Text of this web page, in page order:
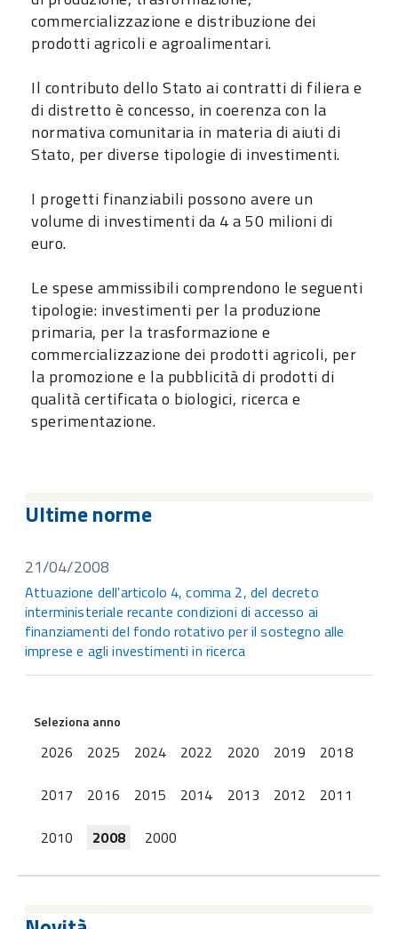
commercializzazione e distribuzione dei
prodotti agricoli e agroalimentari.
Il contributo dello Stato ai contratti di filiera e
di distretto è concesso, in coerenza con la
normativa comunitaria in materia di aiuti di
Stato, per diverse tipologie di investimenti.
I progetti finanziabili possono avere un
volume di investimenti da 4 a 50 milioni di
euro.
Le spese ammissibili comprendono le seguenti
tipologie: investimenti per la produzione
primaria, per la trasformazione e
commercializzazione dei prodotti agricoli, per
la promozione e la pubblicità di prodotti di
qualità certificata o biologici, ricerca e
sperimentazione.
Ultime norme
21/04/2008
Attuazione dell'articolo 4, comma 2, del decreto
interministeriale recante condizioni di accesso ai
finanziamenti del fondo rotativo per il sostegno alle
imprese e agli investimenti in ricerca
Seleziona anno
2026 2025 2024 2022 2020 2019
2018
2017
2016 2015 2014 2013 2012
2011
2010
2008 2000